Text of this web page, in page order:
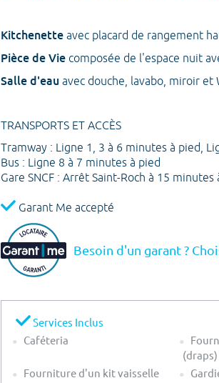
Kitchenette avec placard de rangement
Pièce de Vie composée de l'espace nuit
Salle d'eau avec douche, lavabo, miroir et
TRANSPORTS ET ACCÈS
Tramway : Ligne 1, 3 à 6 minutes à pied,
Bus : Ligne 8 à 7 minutes à pied
Gare SNCF : Arrêt Saint-Roch à 15 minutes
Garant Me accepté
Besoin d'un garant ?
Services Inclus
Caféteria
(draps)
Fourniture d'un kit vaisselle